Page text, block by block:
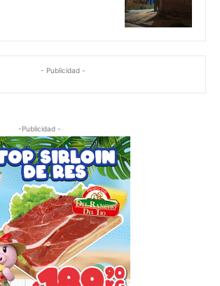
- Publicidad -
-Publicidad -